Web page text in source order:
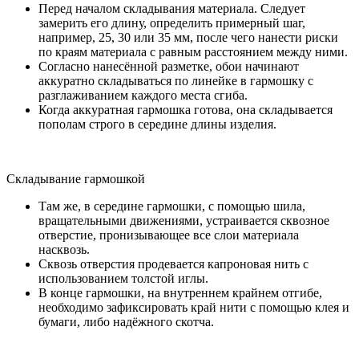
Перед началом складывания материала. Следует
замерить его длину, определить примерный шаг,
например, 25, 30 или 35 мм, после чего нанести риски
по краям материала с равным расстоянием между ними.
Согласно нанесённой разметке, обои начинают
аккуратно складываться по линейке в гармошку с
разглаживанием каждого места сгиба.
Когда аккуратная гармошка готова, она складывается
пополам строго в середине длины изделия.
Складывание гармошкой
Там же, в середине гармошки, с помощью шила,
вращательными движениями, устраивается сквозное
отверстие, пронизывающее все слои материала
насквозь.
Сквозь отверстия продевается капроновая нить с
использованием толстой иглы.
В конце гармошки, на внутреннем крайнем отгибе,
необходимо зафиксировать край нити с помощью клея и
бумаги, либо надёжного скотча.